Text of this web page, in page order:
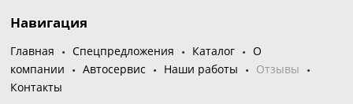
Навигация
Главная Спецпредложения Каталог
О
компании
Автосервис Наши работы
Отзывы
Контакты